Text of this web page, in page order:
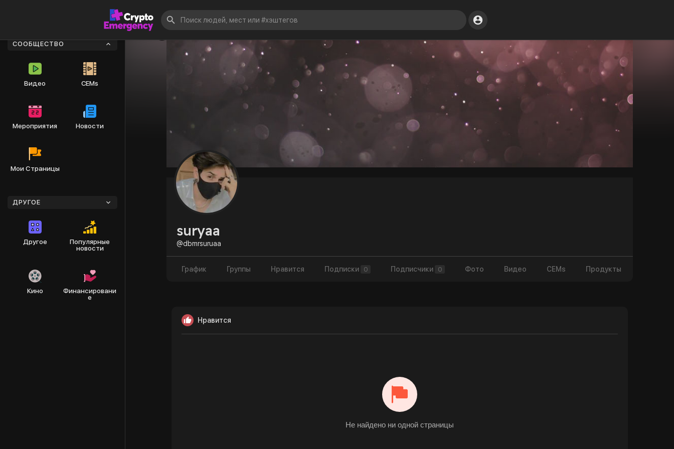
СООБЩЕСТВО
Видео CEMs
Мероприятия Новости
Мои Страницы
ДРУГОЕ
Другое
Популярные
новости
Кино
Финансировани
е
suryaa
@dbmrsuruaa
График Группы Нравится Подписки 0 Подписчики 0 Фото Видео CEMs Продукты
Нравится
Не найдено ни одной страницы